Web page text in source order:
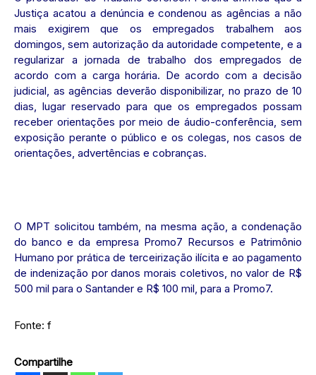
Justiça acatou a denúncia e condenou as agências a não
mais exigirem que os empregados trabalhem aos
domingos, sem autorização da autoridade competente, e a
regularizar a jornada de trabalho dos empregados de
acordo com a carga horária. De acordo com a decisão
judicial, as agências deverão disponibilizar, no prazo de 10
dias, lugar reservado para que os empregados possam
receber orientações por meio de áudio-conferência, sem
exposição perante o público e os colegas, nos casos de
orientações, advertências e cobranças.
O MPT solicitou também, na mesma ação, a condenação
do banco e da empresa Promo7 Recursos e Patrimônio
Humano por prática de terceirização ilícita e ao pagamento
de indenização por danos morais coletivos, no valor de R$
500 mil para o Santander e R$ 100 mil, para a Promo7.
Fonte: f
Compartilhe